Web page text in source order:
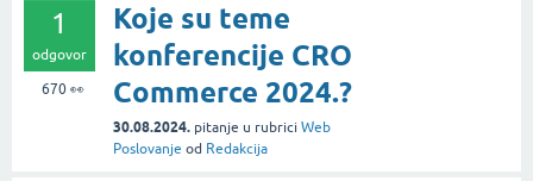
1
odgovor
670👀
Koje su teme
konferencije CRO
Commerce 2024.?
30.08.2024. pitanje u rubrici Web
Poslovanje od Redakcija